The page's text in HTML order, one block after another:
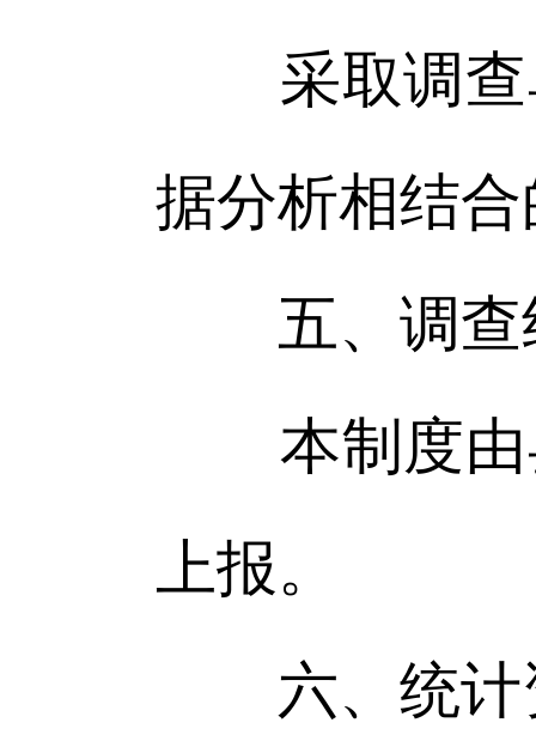
采取调查
据分析相结
五、调
本制度由
上报。
六、统